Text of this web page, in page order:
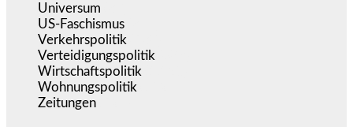
Universum
US-Faschismus
Verkehrspolitik
Verteidigungspolitik
Wirtschaftspolitik
Wohnungspolitik
Zeitungen